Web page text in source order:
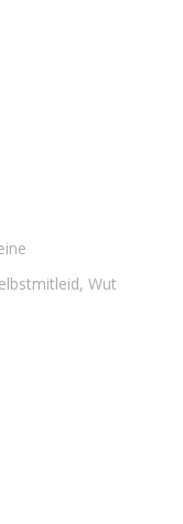
, Wut